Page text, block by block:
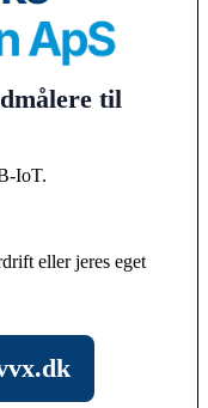
til
IoT.
eller jeres eget